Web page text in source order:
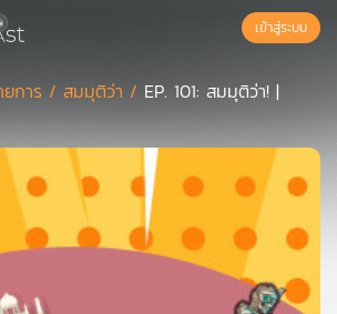
เข้าสู่ระบบ
ยการ /สมมุติว่า / EP. 101: สมมุติว่า! |